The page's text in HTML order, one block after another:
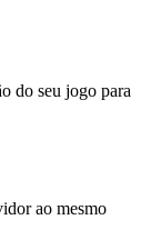
do seu jogo para
ao mesmo